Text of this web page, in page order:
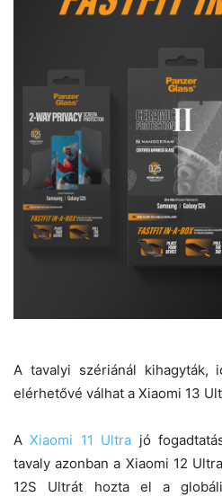
A tavalyi szériánál kihagyták,
elérhetővé válhat a Xiaomi 13
AXiaomi 11 Ultra jó
tavaly azonban a Xiaomi 12
12S Ultrát hozta el a